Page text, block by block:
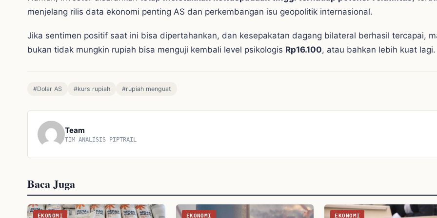
menjelang rilis data ekonomi penting AS dan perkembangan isu geopolitik internasional.
Jika sentimen positif saat ini bisa dipertahankan, dan kesepakatan dagang bilateral berhasil tercapai,
bukan tidak mungkin rupiah bisa menguji kembali level psikologis Rp16.100, atau bahkan lebih kuat lagi.
#Dolar AS #kurs rupiah #rupiah menguat
Team
TIM ANALISIS PIPTRAIL
Baca Juga
EKONOMI EKONOMI EKONOMI